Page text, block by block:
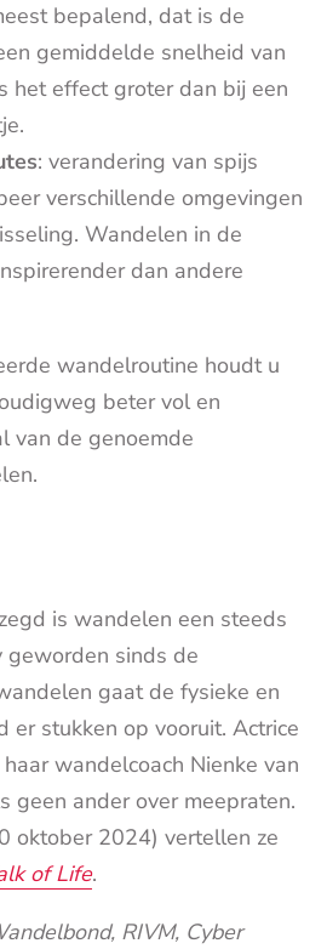
bepalend, dat is de
gemiddelde snelheid van
het effect groter dan bij een
: verandering van spijs
verschillende omgevingen
Wandelen in de
dan andere
wandelroutine houdt u
beter vol en
van de genoemde
is wandelen een steeds
sinds de
gaat de fysieke en
er stukken op vooruit. Actrice
wandelcoach Nienke van
geen ander over meepraten.
oktober 2024) vertellen ze
of Life.
RIVM, Cyber